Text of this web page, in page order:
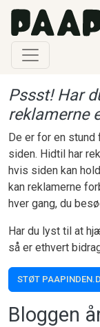
Gå til hovedindhold
Pssst! Har
reklamerne
De er for en
siden. Hidtil har
hvis siden kan
kan reklamerne
hver gang, du
Har du lyst til at
så er ethvert
STØT
Bloggen